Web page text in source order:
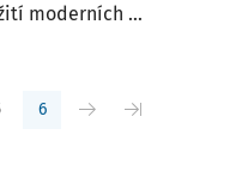
moderních ...
6